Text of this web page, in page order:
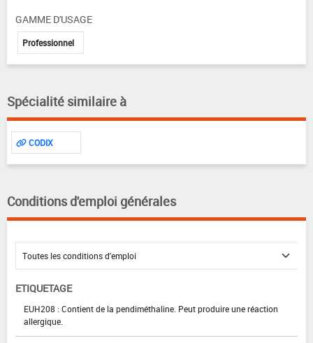
GAMME D'USAGE
Professionnel
Spécialité similaire à
CODIX
Conditions d'emploi générales
ETIQUETAGE
EUH208 : Contient de la pendiméthaline. Peut produire une réaction
allergique.